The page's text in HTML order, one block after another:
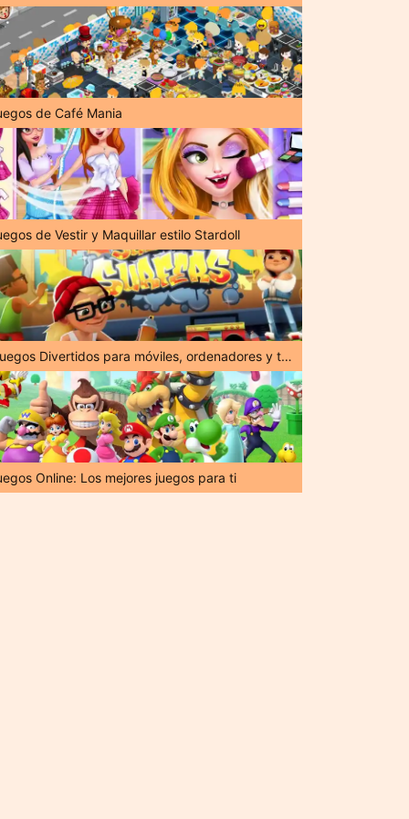
de Café Mania
de Vestir y Maquillar estilo Stardoll
¡Juegos Divertidos para móviles, ordenadores y tabletas!
Online: Los mejores juegos para ti